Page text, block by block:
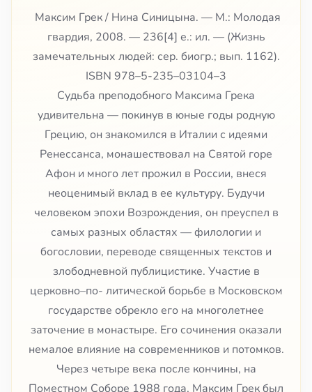
Максим Грек / Нина Синицына. — М.: Молодая
гвардия, 2008. — 236[4] е.: ил. — (Жизнь
замечательных людей: сер. биогр.; вып. 1162).
ISBN 978–5-235–03104–3
Судьба преподобного Максима Грека
удивительна — покинув в юные годы родную
Грецию, он знакомился в Италии с идеями
Ренессанса, монашествовал на Святой горе
Афон и много лет прожил в России, внеся
неоценимый вклад в ее культуру. Будучи
человеком эпохи Возрождения, он преуспел в
самых разных областях — филологии и
богословии, переводе священных текстов и
злободневной публицистике. Участие в
церковно–по- литической борьбе в Московском
государстве обрекло его на многолетнее
заточение в монастыре. Его сочинения оказали
немалое влияние на современников и потомков.
Через четыре века после кончины, на
Поместном Соборе 1988 года, Максим Грек был